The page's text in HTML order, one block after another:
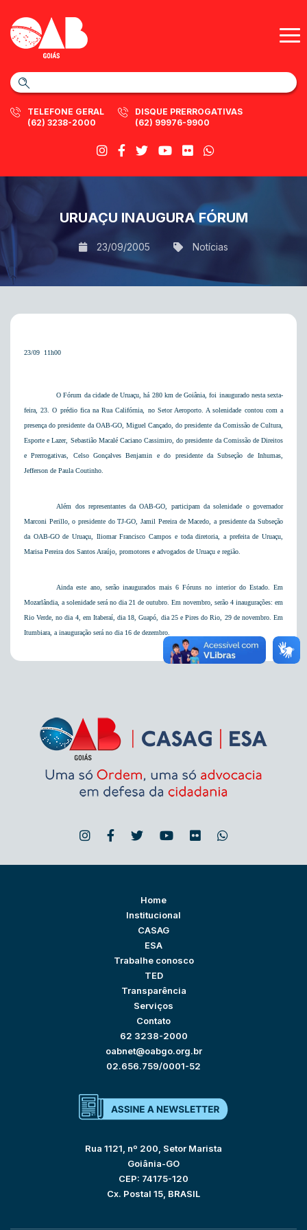
TELEFONE GERAL
(62) 3238-2000
DISQUE PRERROGATIVAS
(62) 99976-9900
URUAÇU INAUGURA FÓRUM
23/09/2005 Notícias
23/09  11h00
O Fórum da cidade de Uruaçu, há 280 km de Goiânia, foi inaugurado nesta sexta-
feira, 23. O prédio fica na Rua Califórnia, no Setor Aeroporto. A solenidade contou com a
presença do presidente da OAB-GO, Miguel Cançado, do presidente da Comissão de Cultura,
Esporte e Lazer, Sebastião Macalé Caciano Cassimiro, do presidente da Comissão de Direitos
e Prerrogativas, Celso Gonçalves Benjamin e do presidente da Subseção de Inhumas,
Jefferson de Paula Coutinho.
Além dos representantes da OAB-GO, participam da solenidade o governador
Marconi Perillo, o presidente do TJ-GO, Jamil Pereira de Macedo, a presidente da Subseção
da OAB-GO de Uruaçu, Iliomar Francisco Campos e toda diretoria, a prefeita de Uruaçu,
Marisa Pereira dos Santos Araújo, promotores e advogados de Uruaçu e região.
Ainda este ano, serão inaugurados mais 6 Fóruns no interior do Estado. Em
Mozarlândia, a solenidade será no dia 21 de outubro. Em novembro, serão 4 inaugurações: em
Rio Verde , no dia 4, em Itaberaí, dia 18, Guapó, dia 25 e Pires do Rio, 29 de novembro. Em
Itumbiara, a inauguração será no dia 16 de dezembro.
Home
Institucional
CASAG
ESA
Trabalhe conosco
TED
Transparência
Serviços
Contato
62 3238-2000
oabnet@oabgo.org.br
02.656.759/0001-52
Rua 1121, nº 200, Setor Marista
Goiânia-GO
CEP: 74175-120
Cx. Postal 15, BRASIL